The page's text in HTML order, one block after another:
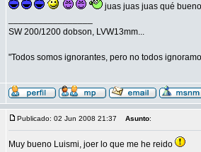
juas juas juas qué
SW 200/1200 dobson, LVW13mm...
"Todos somos ignorantes, pero no todos
Publicado: 02 Jun 2008 21:37 Asunto:
Muy bueno Luismi, joer lo que me he reido